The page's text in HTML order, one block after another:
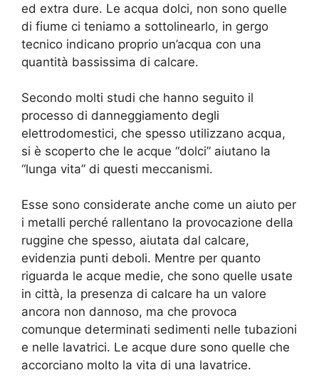
ed extra dure. Le acqua dolci, non sono quelle
di fiume ci teniamo a sottolinearlo, in gergo
tecnico indicano proprio un’acqua con una
quantità bassissima di calcare.
Secondo molti studi che hanno seguito il
processo di danneggiamento degli
elettrodomestici, che spesso utilizzano acqua,
si è scoperto che le acque “dolci” aiutano la
“lunga vita” di questi meccanismi.
Esse sono considerate anche come un aiuto per
i metalli perché rallentano la provocazione della
ruggine che spesso, aiutata dal calcare,
evidenzia punti deboli. Mentre per quanto
riguarda le acque medie, che sono quelle usate
in città, la presenza di calcare ha un valore
ancora non dannoso, ma che provoca
comunque determinati sedimenti nelle tubazioni
e nelle lavatrici. Le acque dure sono quelle che
accorciano molto la vita di una lavatrice.